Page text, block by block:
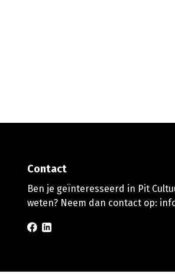
Contact
Ben je geïnteresseerd in Pit
weten? Neem dan contact op: